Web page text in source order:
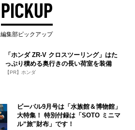
PICKUP
編集部ピックアップ
「ホンダ ZR-V クロスツーリング」はた
っぷり積める奥行きの長い荷室を装備
【PR】ホンダ
ビーパル9月号は「水族館＆博物館」
大特集！ 特別付録は「SOTO ミニマ
ル“旅”財布」です！